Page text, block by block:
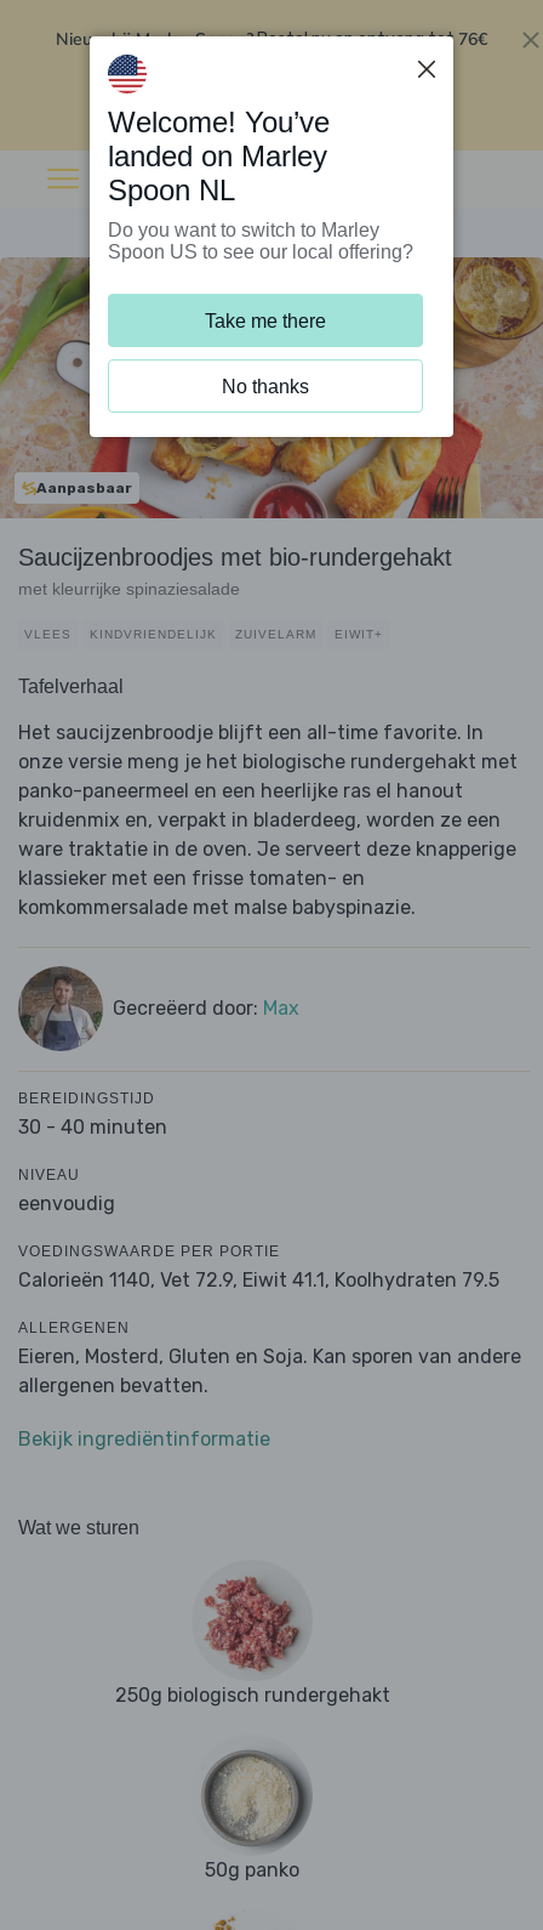
Nieuw bij Marley Spoon?Bestel nu en ontvang tot 76€
Aanpasbaar
Saucijzenbroodjes met bio-rundergehakt
met kleurrijke spinaziesalade
VLEES KINDVRIENDELIJK ZUIVELARM EIWIT+
Tafelverhaal
Het saucijzenbroodje blijft een all-time favorite. In
onze versie meng je het biologische rundergehakt met
panko-paneermeel en een heerlijke ras el hanout
kruidenmix en, verpakt in bladerdeeg, worden ze een
ware traktatie in de oven. Je serveert deze knapperige
klassieker met een frisse tomaten- en
komkommersalade met malse babyspinazie.
Gecreëerd door: Max
BEREIDINGSTIJD
30 - 40 minuten
NIVEAU
eenvoudig
VOEDINGSWAARDE PER PORTIE
Calorieën 1140, Vet 72.9, Eiwit 41.1, Koolhydraten 79.5
ALLERGENEN
Eieren, Mosterd, Gluten en Soja. Kan sporen van andere
allergenen bevatten.
Bekijk ingrediëntinformatie
Wat we sturen
250g biologisch rundergehakt
50g panko
Welcome! You’ve
landed on Marley
Spoon NL
Do you want to switch to Marley
Spoon US to see our local offering?
Take me there
No thanks